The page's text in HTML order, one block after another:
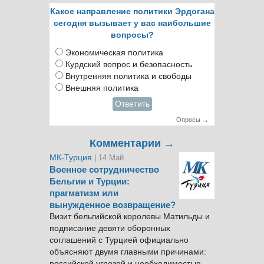
Какое направление политики Эрдогана
сегодня вызывает у вас наибольшие
вопросы?
Экономическая политика
Курдский вопрос и безопасность
Внутренняя политика и свободы
Внешняя политика
Ответить
Опросы →
Комментарии →
МК-Турция | 14 Май
Военное сотрудничество
Бельгии и Турции:
прагматизм или
вынужденное возвращение?
Визит бельгийской королевы Матильды и
подписание девяти оборонных
соглашений с Турцией официально
объясняют двумя главными причинами: